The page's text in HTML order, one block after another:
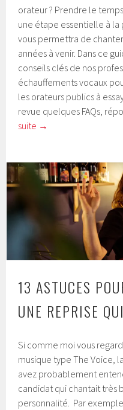
orateur ? Prendre le
une étape essentielle à
vous permettra de
années à venir. Dans ce
conseils clés de nos
échauffements vocaux
les orateurs publics à
revue quelques FAQs,
suite →
13 ASTUCES
UNE REPRISE
Si comme moi vous
musique type The Voice,
avez probablement
candidat qui chantait très
personnalité. Par